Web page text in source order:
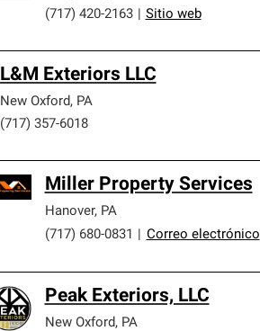
(717) 420-2163
Sitio web
L&M Exteriors LLC
New Oxford , PA
(717) 357-6018
Miller Property Services
Hanover, PA
(717) 680-0831
Correo electrónico
Peak Exteriors, LLC
New Oxford , PA